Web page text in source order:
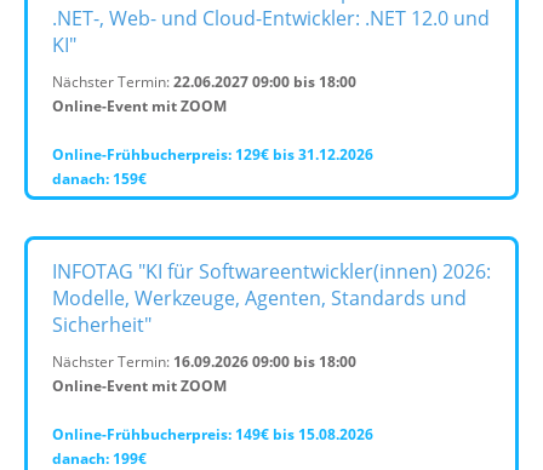
.NET-, Web- und Cloud-Entwickler: .NET 12.0 und
KI"
Nächster Termin:22.06.2027 09:00 bis 18:00
Online-Event mit ZOOM
Online-Frühbucherpreis: 129€ bis 31.12.2026
danach: 159€
INFOTAG "KI für Softwareentwickler(innen) 2026:
Modelle, Werkzeuge, Agenten, Standards und
Sicherheit"
Nächster Termin: 16.09.2026 09:00 bis 18:00
Online-Event mit ZOOM
Online-Frühbucherpreis: 149€ bis 15.08.2026
danach: 199€